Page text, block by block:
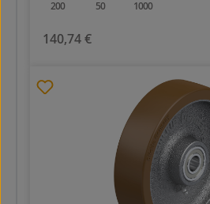
200 50 1000
140,74 €